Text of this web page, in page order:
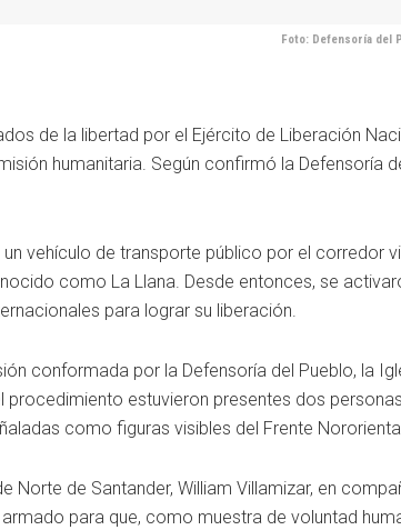
Foto: Defensoría del
de la libertad por el Ejército de Liberación
humanitaria. Según confirmó la Defensoría
vehículo de transporte público por el corredor
como La Llana. Desde entonces, se
para lograr su liberación.
conformada por la Defensoría del Pueblo, la
procedimiento estuvieron presentes dos personas
como figuras visibles del Frente
de Santander, William Villamizar, en
para que, como muestra de voluntad